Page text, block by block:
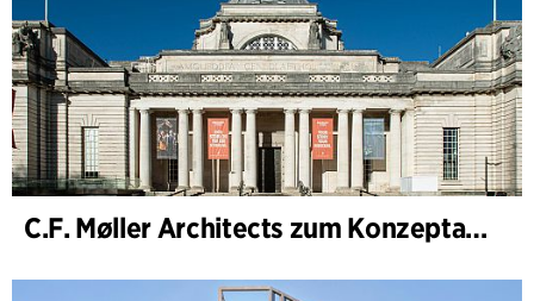
C.F. Møller Architects zum Konzeptarchitekten für das National Museum Cardiff ernannt